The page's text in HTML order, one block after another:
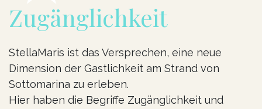
Zugänglichkeit
StellaMaris ist das Versprechen, eine neue
Dimension der Gastlichkeit am Strand von
Sottomarina zu erleben.
Hier haben die Begriffe Zugänglichkeit und